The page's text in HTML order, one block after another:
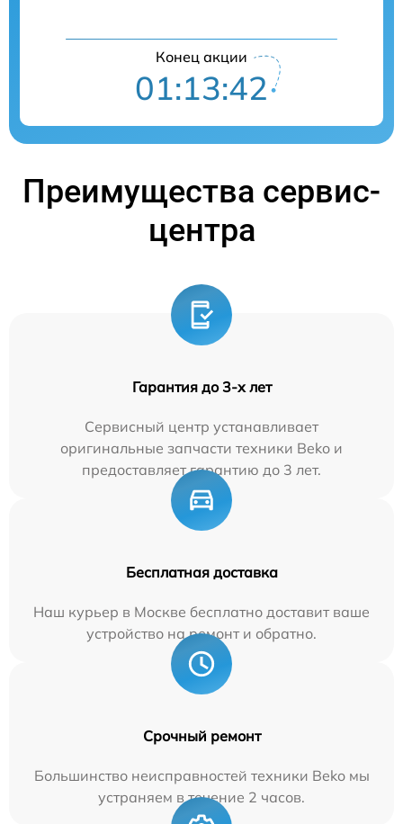
Конец акции
01:13:41
Преимущества сервис-
центра
Гарантия до 3-х лет
Сервисный центр устанавливает
оригинальные запчасти техники Beko и
предоставляет гарантию до 3 лет.
Бесплатная доставка
Наш курьер в Москве бесплатно доставит ваше
устройство на ремонт и обратно.
Срочный ремонт
Большинство неисправностей техники Beko мы
устраняем в течение 2 часов.